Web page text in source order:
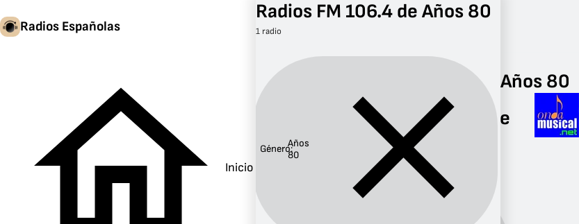
Radios Españolas
Inicio
FM 106.4
Radios FM 106.4 de Años 80
Radios FM 106.4 de
Años 80
Radios FM 106.4 de Años 80
1 radio
Género:Años
80